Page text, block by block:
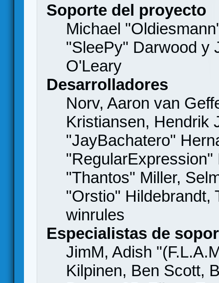
Soporte del proyecto
Michael
"SleePy" Darwood y
O'Leary
Desarrolladores
Norv, Aaron van
Kristiansen, Hendrik
"JayBachatero"
"Thantos" Miller,
"Orstio" Hildebrandt,
winrules
Especialistas de
JimM, Adish
Kilpinen, Ben Scott,